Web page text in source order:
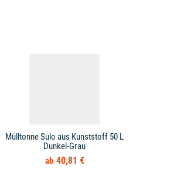
Mülltonne Sulo aus Kunststoff 50 L
Dunkel-Grau
40,81 €